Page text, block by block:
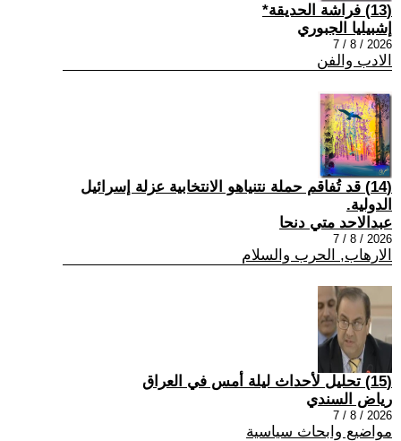
(13) فراشة الحديقة*
إشبيليا الجبوري
2026 / 8 / 7
الادب والفن
(14) قد تُفاقم حملة نتنياهو الانتخابية عزلة إسرائيل
الدولية.
عبدالاحد متي دنحا
2026 / 8 / 7
الارهاب, الحرب والسلام
(15) تحليل لأحداث ليلة أمس في العراق
رياض السندي
2026 / 8 / 7
مواضيع وابحاث سياسية